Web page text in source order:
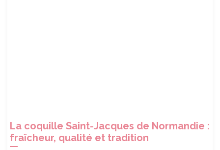
La coquille Saint-Jacques de Normandie :
fraîcheur, qualité et tradition